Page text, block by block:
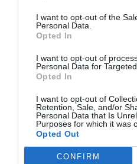
I want to opt-out of the
Personal Data.
Opted In
I want to opt-out of
Personal Data for
Opted In
I want to opt-out of
Retention, Sale, and/or
Personal Data that Is
Purposes for which it was
Opted Out
CONFIRM